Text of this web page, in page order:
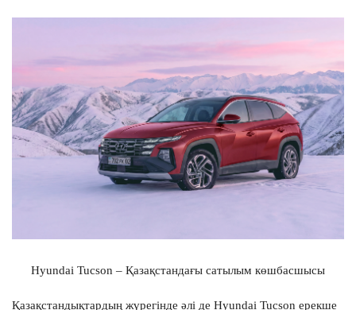
Hyundai Tucson – Қазақстандағы сатылым көшбасшысы
Қазақстандықтардың жүрегінде әлі де Hyundai Tucson ерекше
кеңесін алыңыз.